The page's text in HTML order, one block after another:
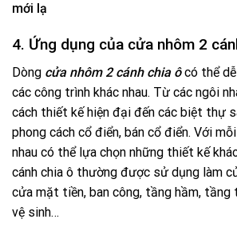
mới lạ
4. Ứng dụng của cửa nhôm 2
Dòng cửa nhôm 2 cánh chia ôcó thể dễ
các công trình khác nhau. Từ các ngôi
cách thiết kế hiện đại đến các biệt thự
phong cách cổ điển, bán cổ điển. Với
nhau có thể lựa chọn những thiết kế
cánh chia ô thường được sử dụng làm
cửa mặt tiền, ban công, tầng hầm, tầng
vệ sinh…